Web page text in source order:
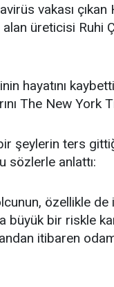
vakası
üreticisi Ruhi
hayatını
The New York
şeylerin ters
sözlerle anlattı:
özellikle de
bir riskle
itibaren